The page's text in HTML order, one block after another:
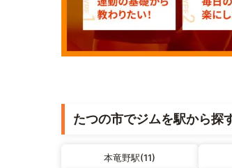
たつの市でジムを駅から探
本竜野駅(11)